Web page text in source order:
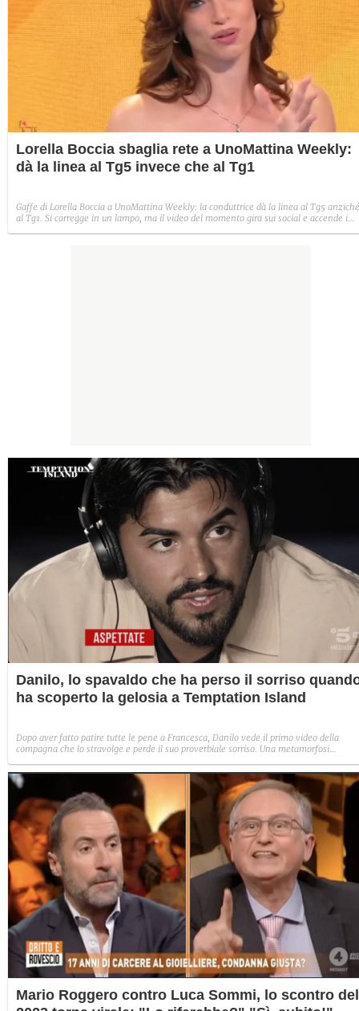
Lorella Boccia sbaglia rete a UnoMattina Weekly:
dà la linea al Tg5 invece che al Tg1
Gaffe di Lorella Boccia a UnoMattina Weekly: la conduttrice dà la linea al Tg5 anziché
al Tg1. Si corregge in un lampo, ma il video del momento gira sui social e accende i
Danilo, lo spavaldo che ha perso il sorriso
ha scoperto la gelosia a Temptation Island
Dopo aver fatto patire tutte le pene a Francesca, Danilo vede il primo video della
compagna che lo stravolge e perde il suo proverbiale sorriso. Una metamorfosi
Mario Roggero contro Luca Sommi, lo scontro del